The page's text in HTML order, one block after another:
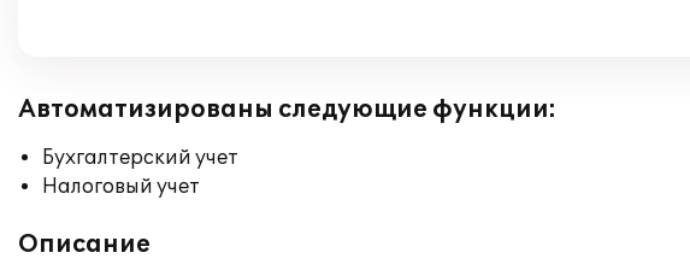
Автоматизированы следующие функции:
Бухгалтерский учет
Налоговый учет
Описание